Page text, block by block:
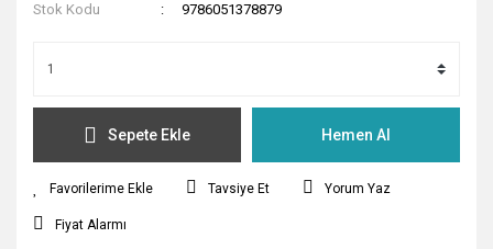
Stok Kodu
9786051378879
Sepete Ekle Hemen Al
Tavsiye Et Yorum Yaz
Fiyat Alarmı